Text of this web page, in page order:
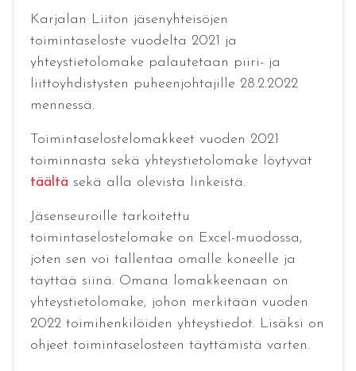
Karjalan Liiton jäsenyhteisöjen
toimintaseloste vuodelta 2021 ja
yhteystietolomake palautetaan piiri- ja
liittoyhdistysten puheenjohtajille 28.2.2022
mennessä.
Toimintaselostelomakkeet vuoden 2021
toiminnasta sekä yhteystietolomake löytyvät
täältä sekä alla olevista linkeistä.
Jäsenseuroille tarkoitettu
toimintaselostelomake on Excel-muodossa,
joten sen voi tallentaa omalle koneelle ja
täyttää siinä. Omana lomakkeenaan on
yhteystietolomake, johon merkitään vuoden
2022 toimihenkilöiden yhteystiedot. Lisäksi on
ohjeet toimintaselosteen täyttämistä varten.